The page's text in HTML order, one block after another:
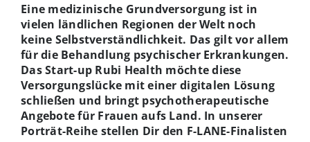
Eine medizinische Grundversorgung ist in
vielen ländlichen Regionen der Welt noch
keine Selbstverständlichkeit. Das gilt vor allem
für die Behandlung psychischer Erkrankungen.
Das Start-up Rubi Health möchte diese
Versorgungslücke mit einer digitalen Lösung
schließen und bringt psychotherapeutische
Angebote für Frauen aufs Land. In unserer
Porträt-Reihe stellen Dir den F-LANE-Finalisten